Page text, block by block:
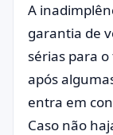
A
garantia de
sérias para
após
entra em
Caso não